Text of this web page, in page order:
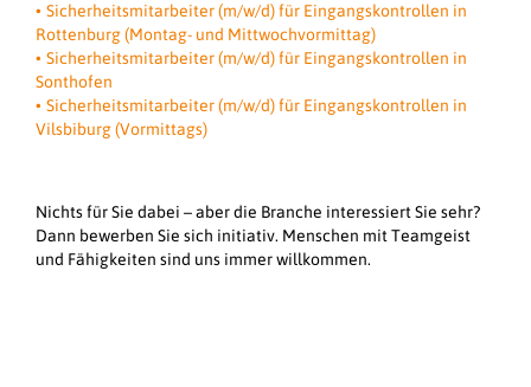
Sicherheitsmitarbeiter (m/w/d) für Eingangskontrollen in
Rottenburg (Montag- und Mittwochvormittag)
Sicherheitsmitarbeiter (m/w/d) für Eingangskontrollen in
Sonthofen
Sicherheitsmitarbeiter (m/w/d) für Eingangskontrollen in
Vilsbiburg (Vormittags)
Nichts für Sie dabei – aber die Branche interessiert Sie sehr?
Dann bewerben Sie sich initiativ. Menschen mit Teamgeist
und Fähigkeiten sind uns immer willkommen.